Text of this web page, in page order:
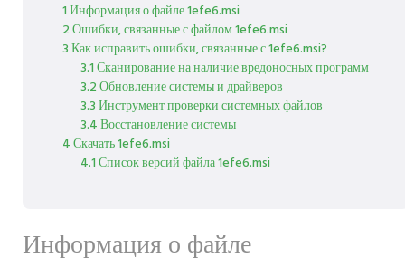
1 Информация о файле 1efe6.msi
2 Ошибки, связанные с файлом 1efe6.msi
3 Как исправить ошибки, связанные с 1efe6.msi?
3.1 Сканирование на наличие вредоносных программ
3.2 Обновление системы и драйверов
3.3 Инструмент проверки системных файлов
3.4 Восстановление системы
4 Скачать 1efe6.msi
4.1 Список версий файла 1efe6.msi
Информация о файле